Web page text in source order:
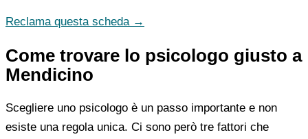
Reclama questa scheda →
Come trovare lo psicologo giusto a
Mendicino
Scegliere uno psicologo è un passo importante e non
esiste una regola unica. Ci sono però tre fattori che